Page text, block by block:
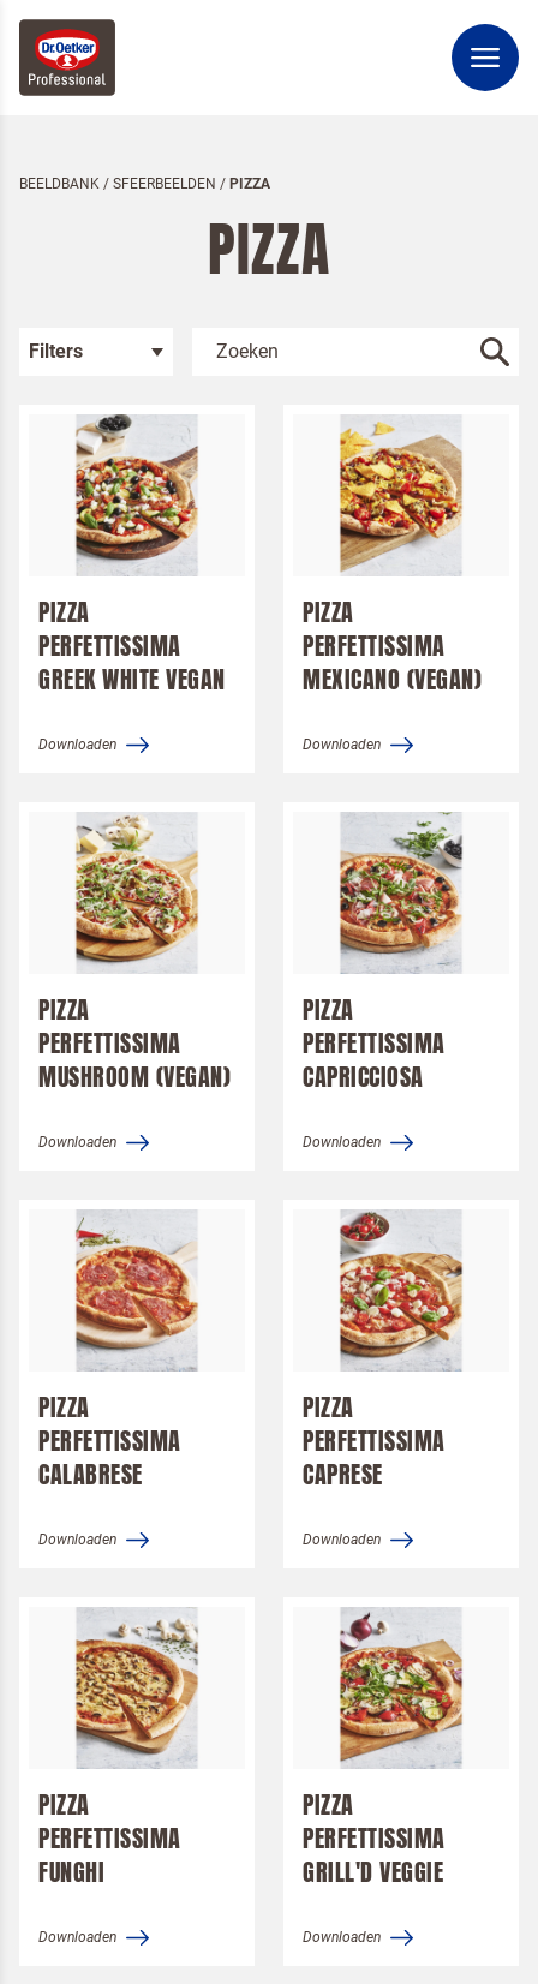
BEELDBANK / SFEERBEELDEN / PIZZA
PIZZA
Filters
Kies je categorie
Sfeerbeelden
Bakken
Desserts
Pizza
Pannenkoek
Packshots
Dr. Oetker Professional
Langnese
Pizza Perfettissima
Merken
Pizza Perfettissima
PIZZA
PERFETTISSIMA
GREEK WHITE VEGAN
Downloaden
PIZZA
PERFETTISSIMA
MEXICANO (VEGAN)
Downloaden
PIZZA
PERFETTISSIMA
MUSHROOM (VEGAN)
Downloaden
PIZZA
PERFETTISSIMA
CAPRICCIOSA
Downloaden
PIZZA
PERFETTISSIMA
CALABRESE
Downloaden
PIZZA
PERFETTISSIMA
CAPRESE
Downloaden
PIZZA
PERFETTISSIMA
FUNGHI
Downloaden
PIZZA
PERFETTISSIMA
GRILL'D VEGGIE
Downloaden